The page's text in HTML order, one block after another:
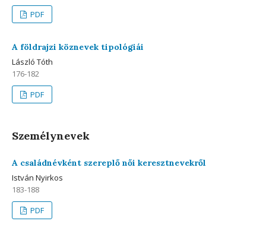
PDF
A földrajzi köznevek tipológiái
László Tóth
176-182
PDF
Személynevek
A családnévként szereplő női keresztnevekről
István Nyirkos
183-188
PDF